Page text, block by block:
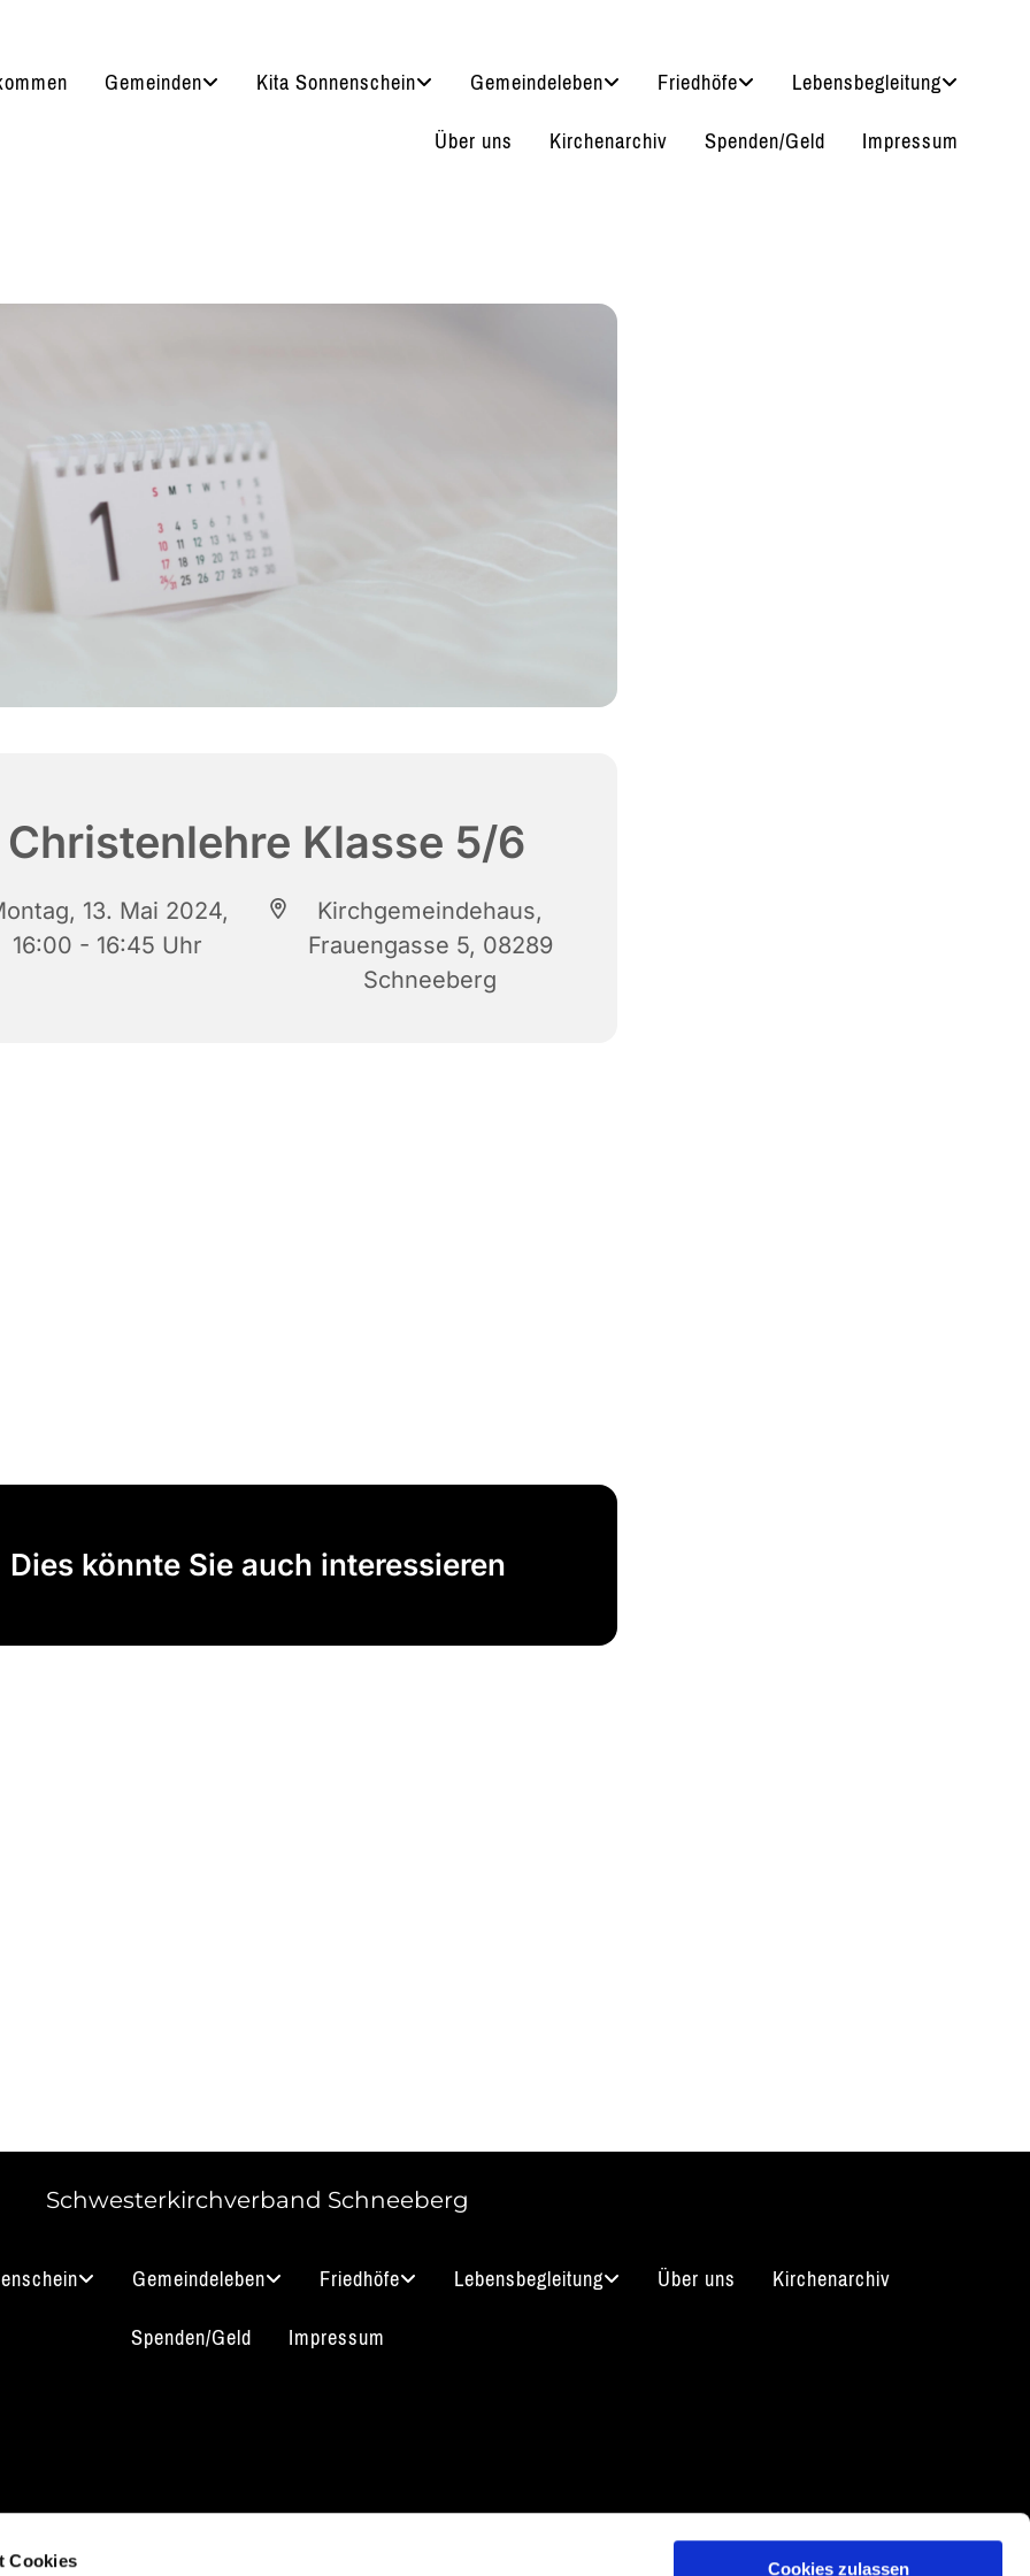
Cookies Cookies zulassen
Gemeinden Kita Sonnenschein Gemeindeleben Friedhöfe
Lebensbegleitung
Über uns
Kirchenarchiv Spenden/Geld Impressum
Christenlehre Klasse 5/6
13. Mai 2024,
16:00 - 16:45 Uhr
Kirchgemeindehaus,
Frauengasse 5, 08289
Schneeberg
Dies könnte Sie auch interessieren
Schwesterkirchverband Schneeberg
Gemeindeleben Friedhöfe Lebensbegleitung Über uns
Kirchenarchiv
Spenden/Geld
Impressum